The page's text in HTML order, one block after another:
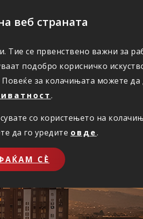
веб страната
се првенствено важни за
подобро корисничко
за колачињата можете да
.
со користењето на
да го уредите овде.
СЀ
ЗА НАС